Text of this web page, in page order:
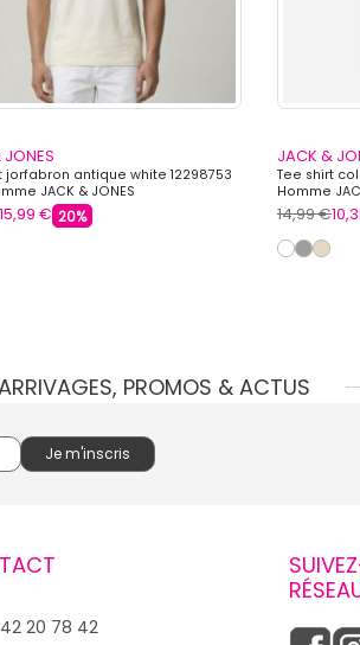
jorfabron antique white 12298753
JACK & JONES
15,99 € 20%
JACK &
Tee shirt
Homme
14,99 €
PROMOS & ACTUS
20 78 42